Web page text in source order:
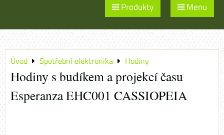
Produkty Menu
Úvod Spotřební elektronika Hodiny
Hodiny s budíkem a projekcí času
Esperanza EHC001 CASSIOPEIA